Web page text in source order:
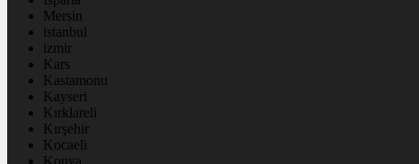
Mersin
istanbul
izmir
Kars
Kastamonu
Kayseri
Kırklareli
Kırşehir
Kocaeli
Konya